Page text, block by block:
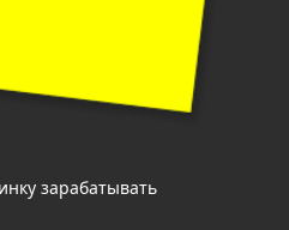
зарабатывать